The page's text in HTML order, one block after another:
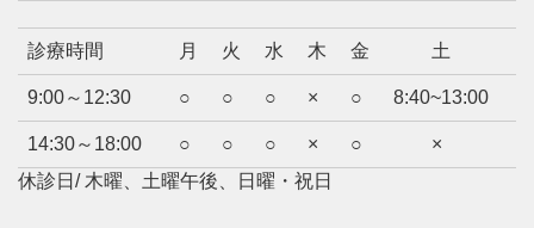
診療時間 月 火 水 木 金 土
9:00～12:30 ○ ○ ○ × ○ 8:40~13:00
14:30～18:00 ○ ○ ○ × ○
×
休診日/ 木曜、土曜午後、日曜・祝日